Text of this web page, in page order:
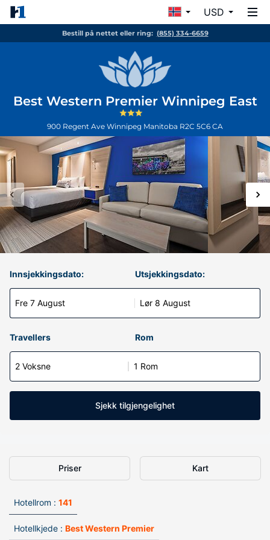
USD
Bestill på nettet eller ring: (855) 334-6659
Best Western Premier Winnipeg East
900 Regent Ave Winnipeg Manitoba R2C 5C6 CA
Innsjekkingsdato:
Fre 7 August
Utsjekkingsdato:
Lør 8 August
Travellers Rom
2 Voksne 1 Rom
Sjekk tilgjengelighet
Priser Kart
Hotellrom : 141
Hotellkjede : Best Western Premier